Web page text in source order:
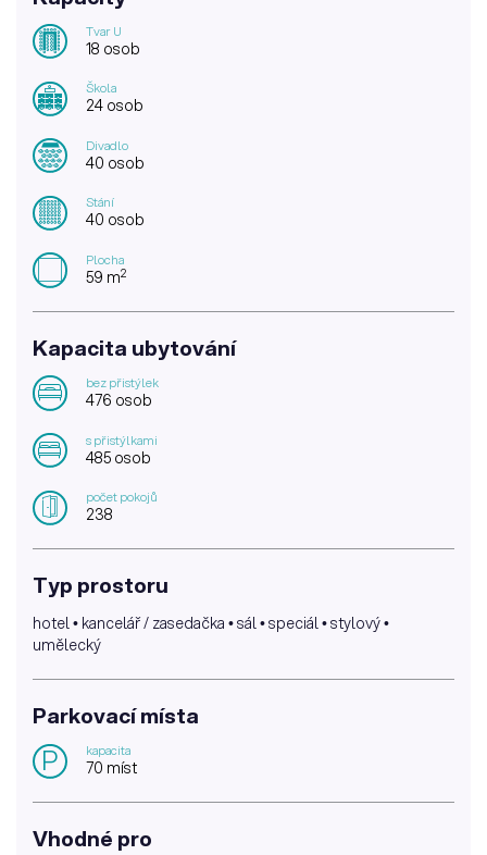
Tvar U
18 osob
Škola
24 osob
Divadlo
40 osob
Stání
40 osob
Plocha
59 m2
Kapacita ubytování
bez přistýlek
476 osob
s přistýlkami
485 osob
počet pokojů
238
Typ prostoru
hotel • kancelář / zasedačka • sál • speciál • stylový •
umělecký
Parkovací místa
P kapacita
70 míst
Vhodné pro